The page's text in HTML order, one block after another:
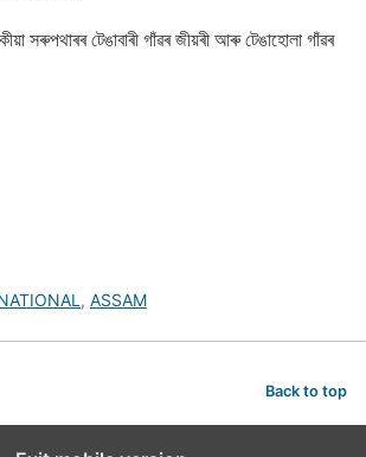
সৰুপথাৰৰ টেঙাবাৰী গাঁৱৰ জীয়ৰী আৰু টেঙাহােলা গাঁৱৰ
, ASSAM
Back to top